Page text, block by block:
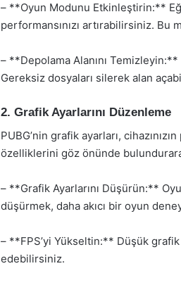
– **Oyun Modunu Etkinleştirin:**
performansınızı artırabilirsiniz. Bu
– **Depolama Alanını
Gereksiz dosyaları silerek alan
2. Grafik Ayarlarını Düzenleme
PUBG’nin grafik ayarları,
özelliklerini göz önünde
– **Grafik Ayarlarını Düşürün:**
düşürmek, daha akıcı bir oyun
– **FPS’yi Yükseltin:** Düşük grafik
edebilirsiniz.